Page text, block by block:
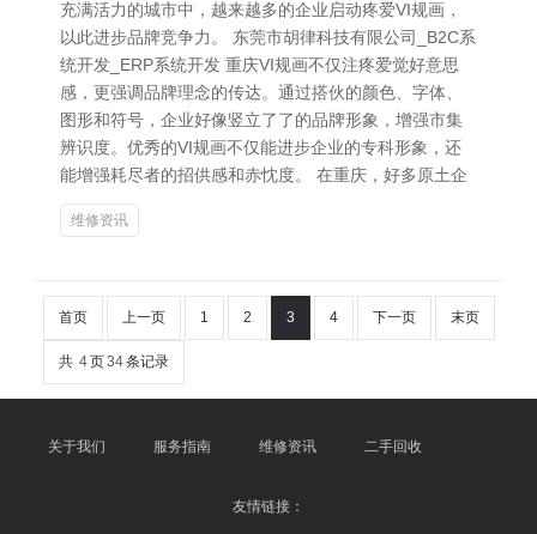
充满活力的城市中，越来越多的企业启动疼爱VI规画，
以此进步品牌竞争力。 东莞市胡律科技有限公司_B2C系
统开发_ERP系统开发 重庆VI规画不仅注疼爱觉好意思
感，更强调品牌理念的传达。通过搭伙的颜色、字体、
图形和符号，企业好像竖立了了的品牌形象，增强市集
辨识度。优秀的VI规画不仅能进步企业的专科形象，还
能增强耗尽者的招供感和赤忱度。 在重庆，好多原土企
维修资讯
首页 上一页 1 2 3 4 下一页 末页
共 4页34条记录
关于我们 服务指南 维修资讯 二手回收
友情链接：